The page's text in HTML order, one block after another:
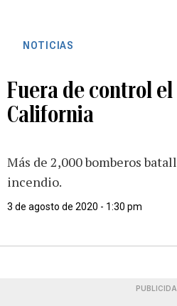
NOTICIAS
Fuera de control el
California
Más de 2,000 bomberos
incendio.
3 de agosto de 2020 - 1:30 pm